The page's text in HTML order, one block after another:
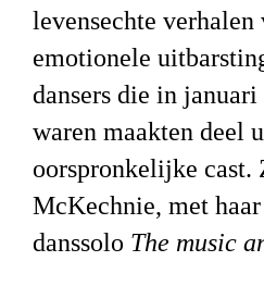
levensechte verhalen
emotionele
dansers die in
waren maakten deel
oorspronkelijke cast.
McKechnie, met
danssolo The music